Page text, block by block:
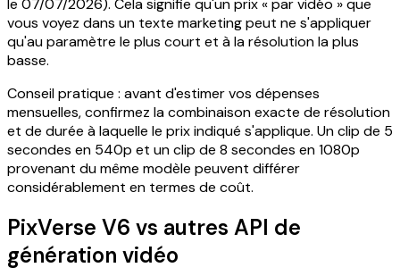
vous voyez dans un texte marketing peut ne s'appliquer
qu'au paramètre le plus court et à la résolution la plus
basse.
Conseil pratique : avant d'estimer vos dépenses
mensuelles, confirmez la combinaison exacte de résolution
et de durée à laquelle le prix indiqué s'applique. Un clip de 5
secondes en 540p et un clip de 8 secondes en 1080p
provenant du même modèle peuvent différer
considérablement en termes de coût.
PixVerse V6 vs autres API de
génération vidéo